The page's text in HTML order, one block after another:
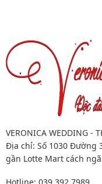
ĐỊA CHỈ